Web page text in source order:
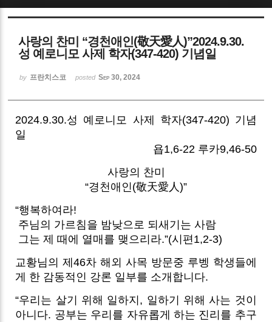
사랑의 찬미 “경천애인(敬天愛人)”2024.9.30.
성 예로니모 사제 학자(347-420) 기념일
by 프란치스코 posted Sep 30, 2024
2024.9.30.성 예로니모 사제 학자(347-420) 기념
일
욥1,6-22 루카9,46-50
사랑의 찬미
“경천애인(敬天愛人)”
“행복하여라!
주님의 가르침을 밤낮으로 되새기는 사람
그는 제 때에 열매를 맺으리라.”(시편1,2-3)
교황님의 제46차 해외 사목 방문중 루벵 학생들에
게 한 감동적인 강론 일부를 소개합니다.
“우리는 살기 위해 일하지, 일하기 위해 사는 것이
아니다. 공부는 우리를 자유롭게 하는 진리를 추구
Sketchbook5, 스케치북5
Sketchbook5, 스케치북5